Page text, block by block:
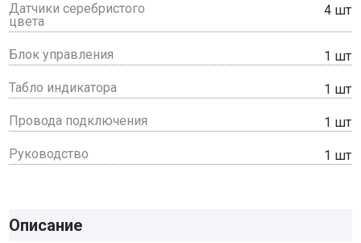
Датчики серебристого
цвета
4 шт
Блок управления 1 шт
Табло индикатора 1 шт
Провода подключения 1 шт
Руководство 1 шт
Описание